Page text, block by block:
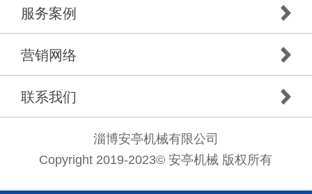
服务案例
营销网络
联系我们
淄博安亭机械有限公司
Copyright 2019-2023© 安亭机械 版权所有